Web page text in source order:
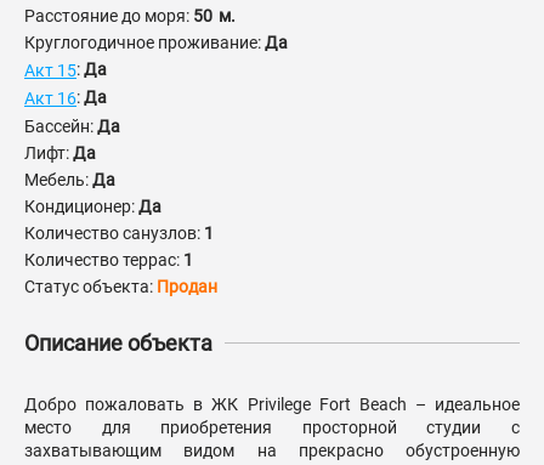
Расстояние до моря: 50 м.
Круглогодичное проживание:Да
Акт 15:Да
Акт 16:Да
Бассейн:Да
Лифт:Да
Мебель:Да
Кондиционер:Да
Количество санузлов: 1
Количество террас: 1
Статус объекта: Продан
Описание объекта
Добро пожаловать в ЖК Privilege Fort Beach – идеальное
место для приобретения просторной студии с
захватывающим видом на прекрасно обустроенную